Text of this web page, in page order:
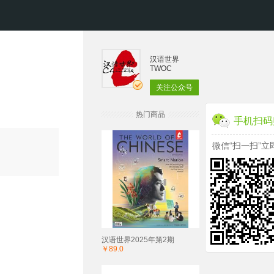
汉语世界
TWOC
关注公众号
热门商品
汉语世界2025年第2期
￥89.0
手机扫
微信“扫一扫”立